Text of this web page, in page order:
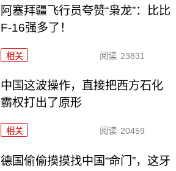
阿塞拜疆飞行员夸赞“枭龙”：比比
F-16强多了！
相关 阅读 23831
中国这波操作，直接把西方石化
霸权打出了原形
相关 阅读 20459
德国偷偷摸摸找中国“命门”，这牙